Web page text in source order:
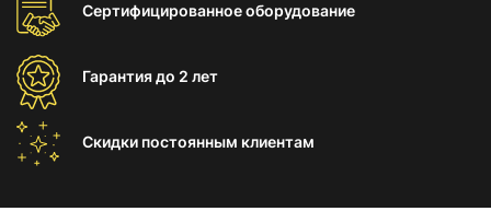
Сертифицированноеоборудование
Гарантиядо 2 лет
Скидки постоянным клиентам